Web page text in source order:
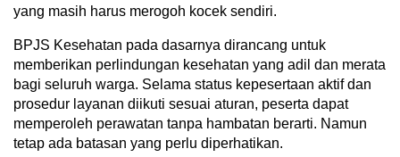
yang masih harus merogoh kocek sendiri.
BPJS Kesehatan pada dasarnya dirancang untuk
memberikan perlindungan kesehatan yang adil dan merata
bagi seluruh warga. Selama status kepesertaan aktif dan
prosedur layanan diikuti sesuai aturan, peserta dapat
memperoleh perawatan tanpa hambatan berarti. Namun
tetap ada batasan yang perlu diperhatikan.